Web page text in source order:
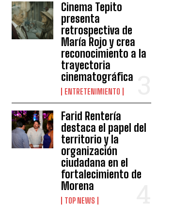
Cinema Tepito
presenta
retrospectiva de
María Rojo y crea
reconocimiento a la
trayectoria
cinematográfica
ENTRETENIMIENTO
Farid Rentería
destaca el papel del
territorio y la
organización
ciudadana en el
fortalecimiento de
Morena
TOP NEWS